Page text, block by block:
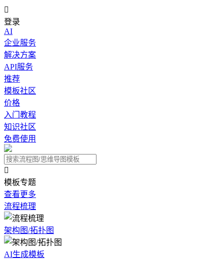

登录
AI
企业服务
解决方案
API服务
推荐
模板社区
价格
入门教程
知识社区
免费使用

模板专题
查看更多
流程梳理
架构图/拓扑图
AI生成模板